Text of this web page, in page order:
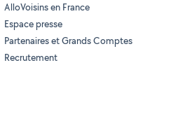
AlloVoisins en France
Espace presse
Partenaires et Grands Comptes
Recrutement